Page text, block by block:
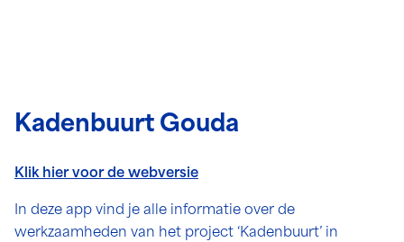
Kadenbuurt Gouda
Klik hier voor de webversie
In deze app vind je alle informatie over de
werkzaamheden van het project ‘Kadenbuurt’ in